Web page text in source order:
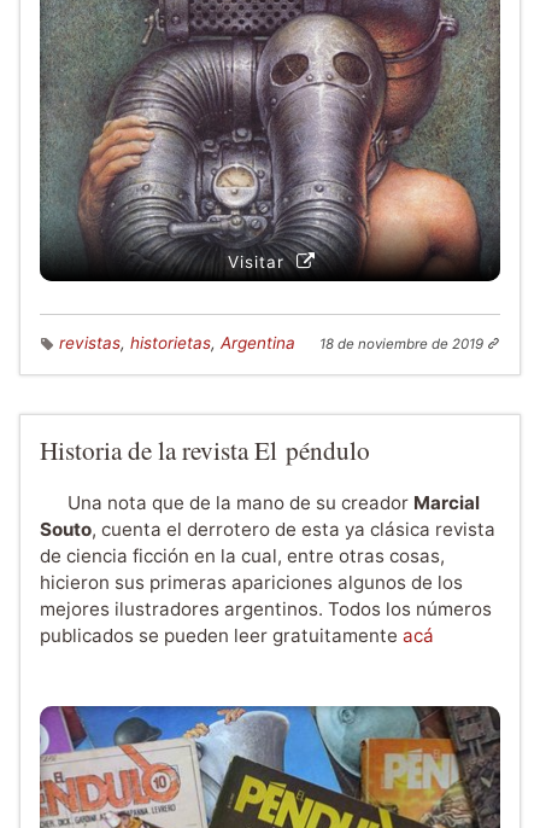
Visitar
revistas, historietas, Argentina 18 de noviembre de 2019
Historia de la revista El péndulo
Una nota que de la mano de su creador Marcial
Souto, cuenta el derrotero de esta ya clásica revista
de ciencia ficción en la cual, entre otras cosas,
hicieron sus primeras apariciones algunos de los
mejores ilustradores argentinos. Todos los números
publicados se pueden leer gratuitamente acá